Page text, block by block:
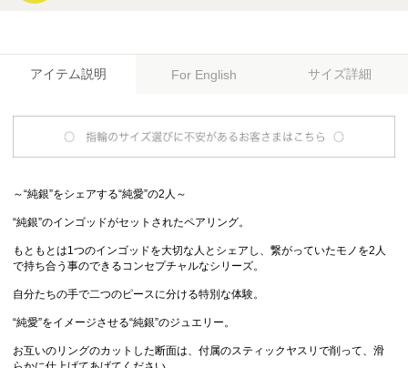
アイテム説明 For English サイズ詳細
～“純銀”をシェアする“純愛”の2人～
“純銀”のインゴッドがセットされたペアリング。
もともとは1つのインゴッドを大切な人とシェアし、繋がっていたモノを2人
で持ち合う事のできるコンセプチャルなシリーズ。
自分たちの手で二つのピースに分ける特別な体験。
“純愛”をイメージさせる“純銀”のジュエリー。
お互いのリングのカットした断面は、付属のスティックヤスリで削って、滑